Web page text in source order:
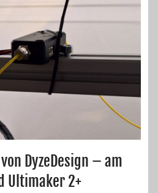
DyzeDesign – am
Ultimaker 2+